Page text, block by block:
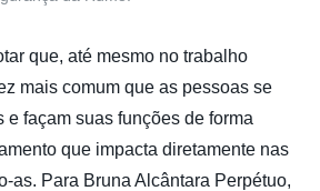
que, até mesmo no trabalho
mais comum que as pessoas se
e façam suas funções de forma
que impacta diretamente nas
as. Para Bruna Alcântara Perpétuo,